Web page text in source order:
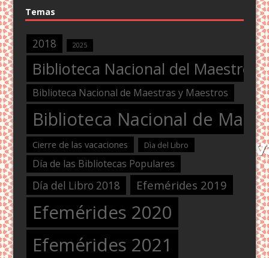
Temas
2018 2025
Biblioteca Nacional del Maestro
Biblioteca Nacional de Maestras y Maestros
Biblioteca Nacional de
Cierre de las vacaciones Dìa del Libro
Día de las Bibliotecas Populares
Día del Libro 2018 Efemérides 2019
Efemérides 2020
Efemérides 2021